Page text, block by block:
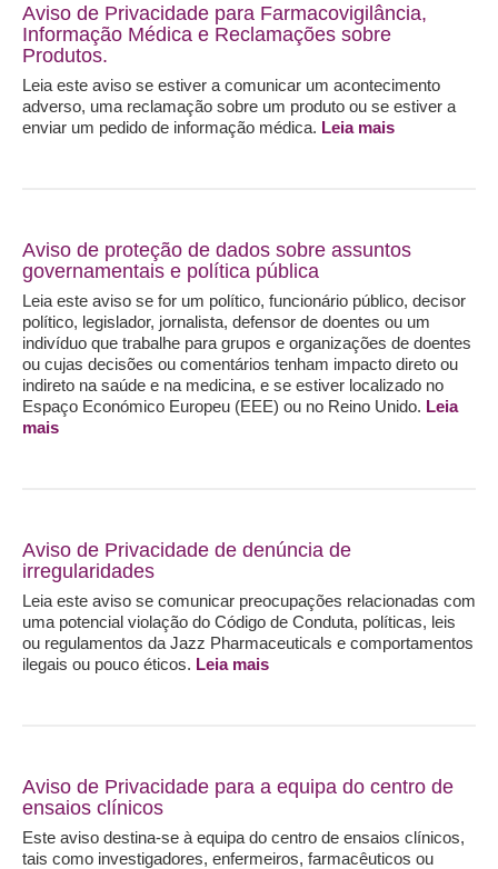
Aviso de Privacidade para Farmacovigilância,
Informação Médica e Reclamações sobre
Produtos.
Leia este aviso se estiver a comunicar um acontecimento
adverso, uma reclamação sobre um produto ou se estiver a
enviar um pedido de informação médica. Leia mais
Aviso de proteção de dados sobre assuntos
governamentais e política pública
Leia este aviso se for um político, funcionário público, decisor
político, legislador, jornalista, defensor de doentes ou um
indivíduo que trabalhe para grupos e organizações de doentes
ou cujas decisões ou comentários tenham impacto direto ou
indireto na saúde e na medicina, e se estiver localizado no
Espaço Económico Europeu (EEE) ou no Reino Unido. Leia
mais
Aviso de Privacidade de denúncia de
irregularidades
Leia este aviso se comunicar preocupações relacionadas com
uma potencial violação do Código de Conduta, políticas, leis
ou regulamentos da Jazz Pharmaceuticals e comportamentos
ilegais ou pouco éticos. Leia mais
Aviso de Privacidade para a equipa do centro de
ensaios clínicos
Este aviso destina-se à equipa do centro de ensaios clínicos,
tais como investigadores, enfermeiros, farmacêuticos ou